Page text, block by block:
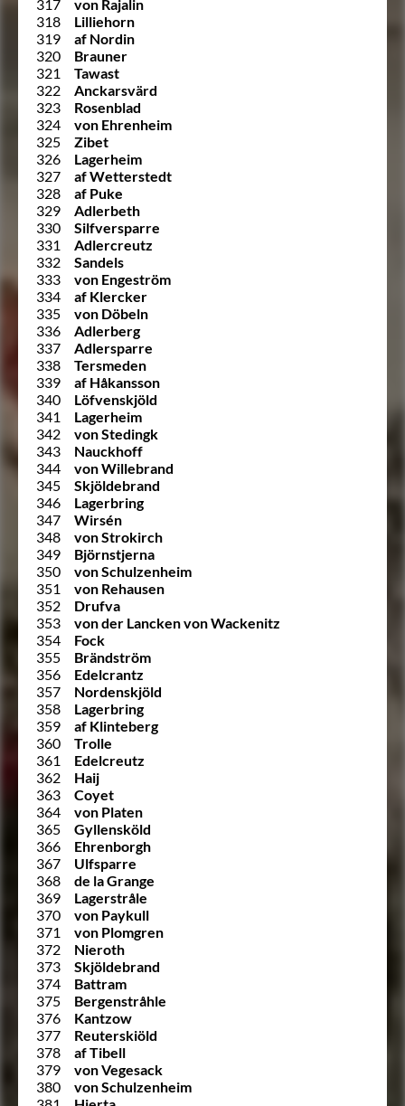
317
von Rajalin
318
Lilliehorn
319
af Nordin
320
Brauner
321
Tawast
322
Anckarsvärd
323
Rosenblad
324
von Ehrenheim
325
Zibet
326
Lagerheim
327
af Wetterstedt
328
af Puke
329
Adlerbeth
330
Silfversparre
331
Adlercreutz
332
Sandels
333
von Engeström
334
af Klercker
335
von Döbeln
336
Adlerberg
337
Adlersparre
338
Tersmeden
339
af Håkansson
340
Löfvenskjöld
341
Lagerheim
342
von Stedingk
343
Nauckhoff
344
von Willebrand
345
Skjöldebrand
346
Lagerbring
347
Wirsén
348
von Strokirch
349
Björnstjerna
350
von Schulzenheim
351
von Rehausen
352
Drufva
353
von der Lancken von Wackenitz
354
Fock
355
Brändström
356
Edelcrantz
357
Nordenskjöld
358
Lagerbring
359
af Klinteberg
360
Trolle
361
Edelcreutz
362
Haij
363
Coyet
364
von Platen
365
Gyllensköld
366
Ehrenborgh
367
Ulfsparre
368
de la Grange
369
Lagerstråle
370
von Paykull
371
von Plomgren
372
Nieroth
373
Skjöldebrand
374
Battram
375
Bergenstråhle
376
Kantzow
377
Reuterskiöld
378
af Tibell
379
von Vegesack
380
von Schulzenheim